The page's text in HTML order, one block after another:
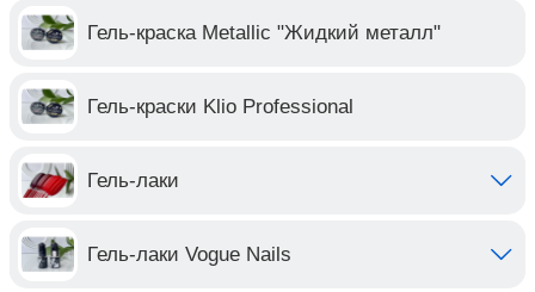
Гель-краска Metallic "Жидкий металл"
Гель-краски Klio Professional
Гель-лаки
Гель-лаки Vogue Nails